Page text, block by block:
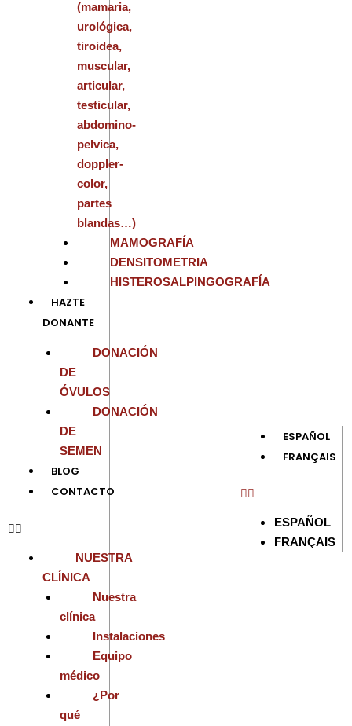
(mamaria,
urológica,
tiroidea,
muscular,
articular,
testicular,
abdomino-
pelvica,
doppler-
color,
partes
blandas…)
MAMOGRAFÍA
DENSITOMETRIA
HISTEROSALPINGOGRAFÍA
HAZTE
DONANTE
DONACIÓN
DE
ÓVULOS
DONACIÓN
DE
SEMEN
BLOG
CONTACTO
NUESTRA
CLÍNICA
Nuestra
clínica
Instalaciones
Equipo
médico
¿Por
qué
ESPAÑOL
FRANÇAIS
ESPAÑOL
FRANÇAIS